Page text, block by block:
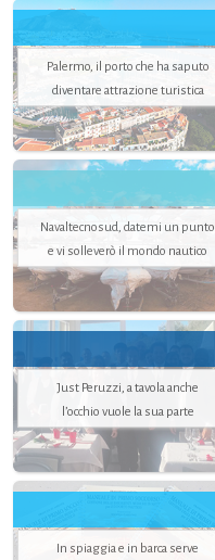
Palermo, il porto che ha saputo
diventare attrazione turistica
Navaltecnosud, datemi un punto
e vi solleverò il mondo nautico
Just Peruzzi, a tavola anche
l’occhio vuole la sua parte
In spiaggia e in barca serve